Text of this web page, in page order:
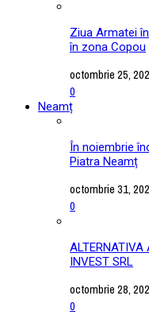
Ziua Armatei
în zona Copou
octombrie 25,
0
Neamț
În noiembrie
Piatra Neamț
octombrie 31,
0
ALTERNATIVA
INVEST SRL
octombrie 28,
0